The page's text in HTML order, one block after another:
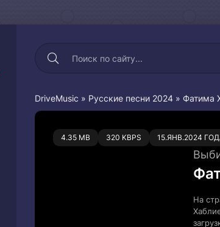
DriveMusic » Русские песни 2024 » Фатима
4.35 MB 320 KBPS 15.ЯНВ.2024
0 0
На